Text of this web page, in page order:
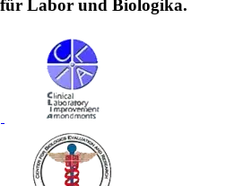
Labor und Biologika.